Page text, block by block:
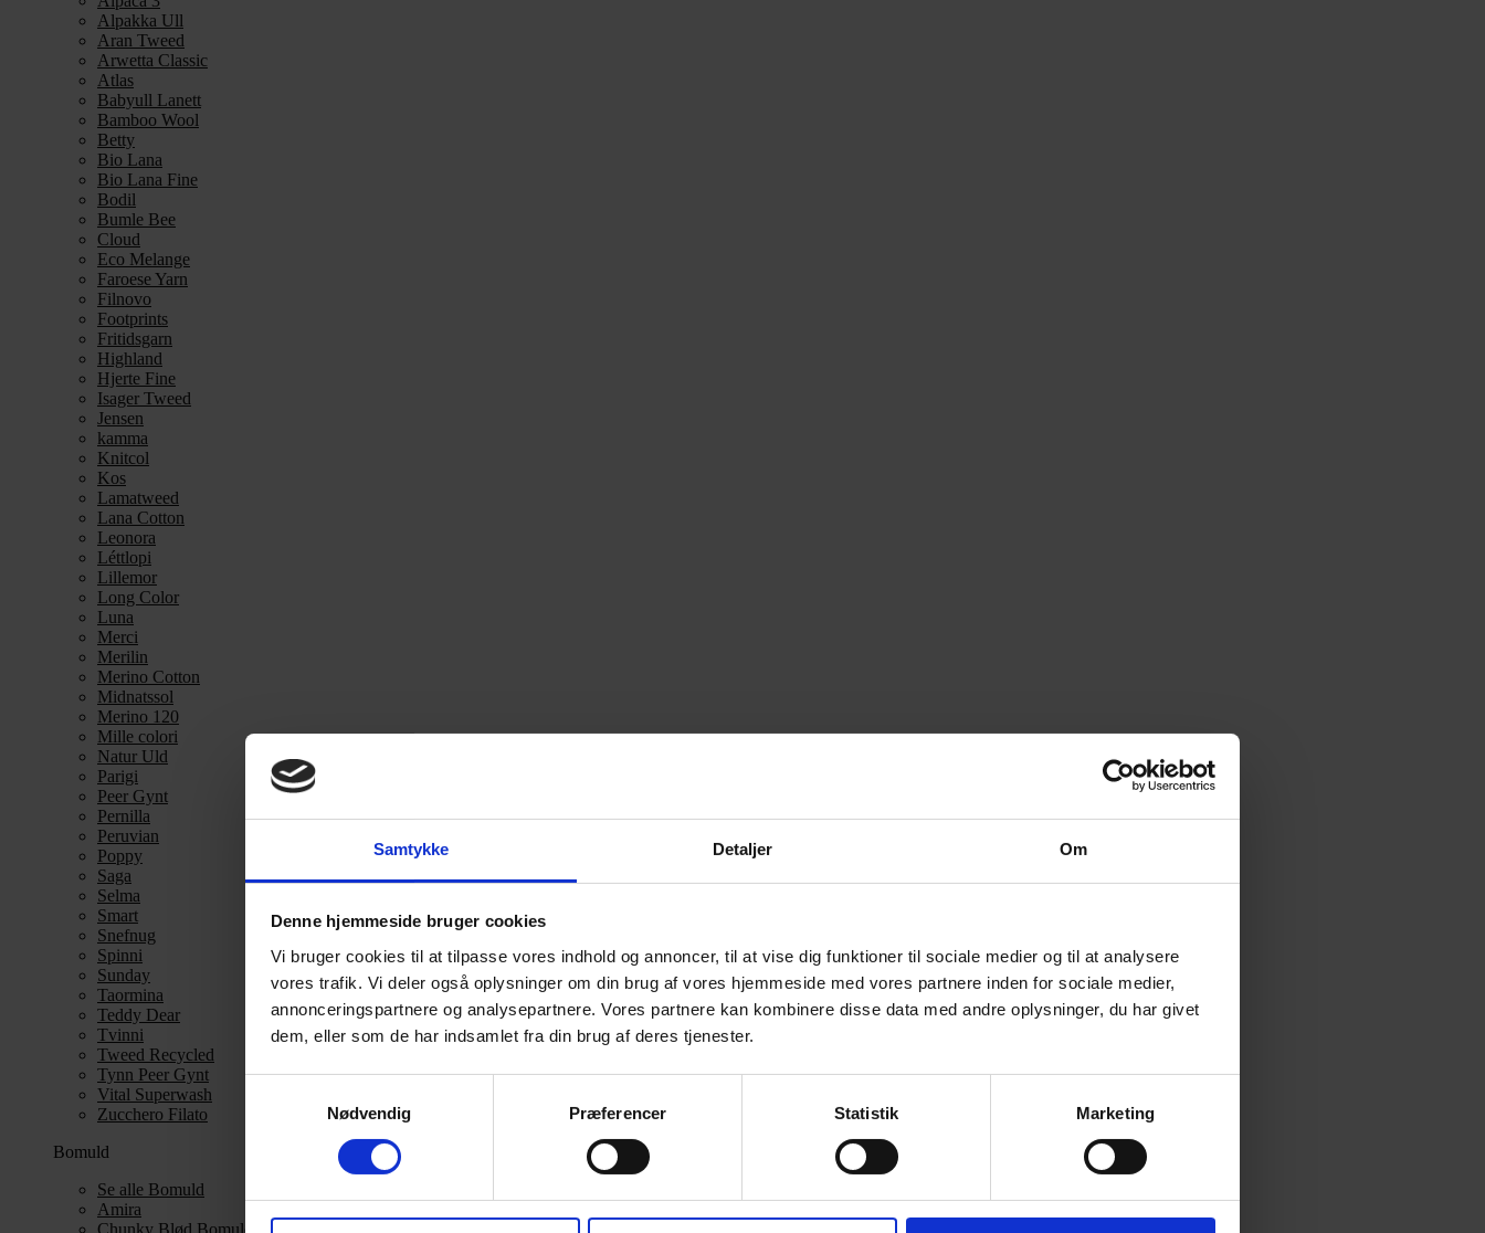
Samtykke Detaljer Om
Denne hjemmeside bruger cookies
Vi bruger cookies til at tilpasse vores indhold og annoncer, til at vise dig funktioner til sociale medier og til at analysere
vores trafik. Vi deler også oplysninger om din brug af vores hjemmeside med vores partnere inden for sociale medier,
annonceringspartnere og analysepartnere. Vores partnere kan kombinere disse data med andre oplysninger, du har givet
dem, eller som de har indsamlet fra din brug af deres tjenester.
Nødvendig
Præferencer Statistik Marketing
Alpakka Ull
Aran Tweed
Arwetta Classic
Atlas
Babyull Lanett
Bamboo Wool
Betty
Bio Lana
Bio Lana Fine
Bodil
Bumle Bee
Cloud
Eco Melange
Faroese Yarn
Filnovo
Footprints
Fritidsgarn
Highland
Hjerte Fine
Isager Tweed
Jensen
kamma
Knitcol
Kos
Lamatweed
Lana Cotton
Leonora
Léttlopi
Lillemor
Long Color
Luna
Merci
Merilin
Merino Cotton
Midnatssol
Merino 120
Mille colori
Natur Uld
Parigi
Peer Gynt
Pernilla
Peruvian
Poppy
Saga
Selma
Smart
Snefnug
Spinni
Sunday
Taormina
Teddy Dear
Tvinni
Tweed Recycled
Tynn Peer Gynt
Vital Superwash
Zucchero Filato
Bomuld
Se alle Bomuld
Amira
Chunky Blød Bomuld